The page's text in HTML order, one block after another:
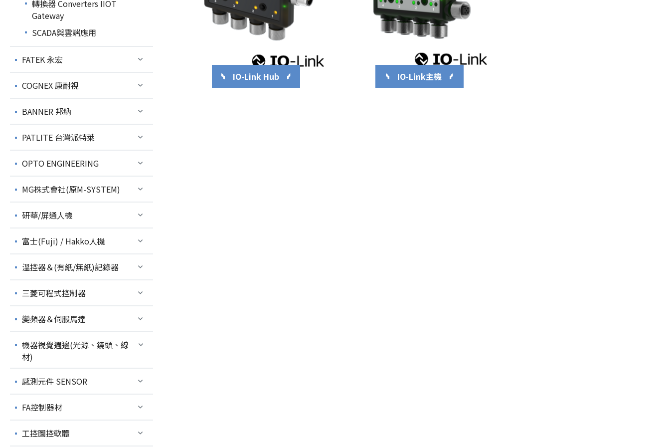
轉換器 Converters IIOT
Gateway
SCADA與雲端應用
FATEK 永宏
COGNEX 康耐視
BANNER 邦納
PATLITE 台灣派特萊
OPTO ENGINEERING
MG株式會社(原M-SYSTEM)
研華/屏通人機
富士(Fuji) / Hakko人機
溫控器＆(有紙/無紙)記錄器
三菱可程式控制器
變頻器＆伺服馬達
機器視覺週邊(光源、鏡頭、線
材)
感測元件 SENSOR
FA控制器材
工控圖控軟體
IO-Link Hub IO-Link主機